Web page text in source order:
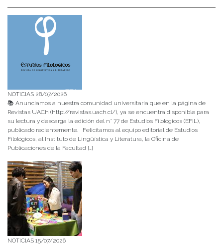
NOTICIAS 28/07/2026
📚 Anunciamos a nuestra comunidad universitaria que en la página de
Revistas UACh (http://revistas.uach.cl/), ya se encuentra disponible para
su lectura y descarga la edición del n° 77 de Estudios Filológicos (EFIL),
publicado recientemente. Felicitamos al equipo editorial de Estudios
Filológicos, al Instituto de Lingüística y Literatura, la Oficina de
Publicaciones de la Facultad […]
NOTICIAS 15/07/2026